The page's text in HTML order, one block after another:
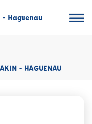
- Haguenau
- HAGUENAU